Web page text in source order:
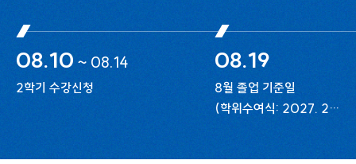
08.10 ~ 08.14
2학기 수강신청
08.19
8월 졸업 기준일
(학위수여식: 2027. 2월